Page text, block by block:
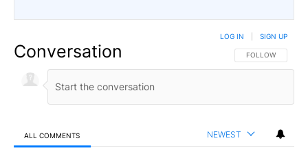
Conversation FOLLOW THIS
FOLLOW
LOG IN SIGN UP
ALL COMMENTS NEWEST